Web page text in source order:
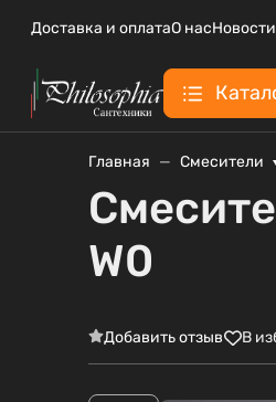
Доставка и оплатаО насНовости
Главная Смесители
W0
Добавить отзыв В